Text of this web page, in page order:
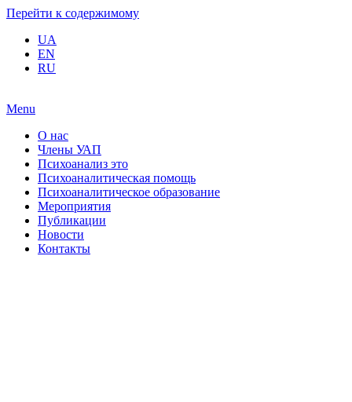
Перейти к содержимому
UA
EN
RU
Menu
О нас
Члены УАП
Психоанализ это
Психоаналитическая помощь
Психоаналитическое образование
Мероприятия
Публикации
Новости
Контакты